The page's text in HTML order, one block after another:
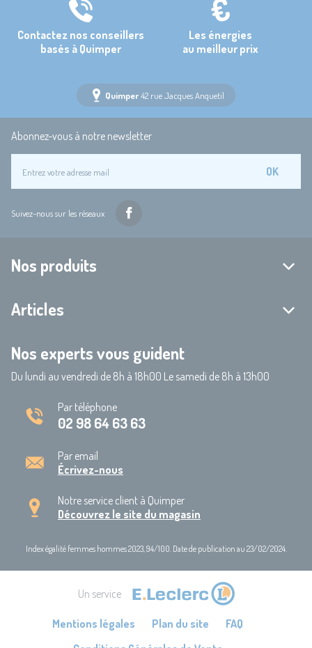
Contactez nos conseillers
basés à Quimper
Les énergies
au meilleur prix
Quimper42 rue Jacques Anquetil
Abonnez-vous à notre newsletter
OK
Suivez-nous sur les réseaux
Nos produits
Articles
Nos experts vous guident
Du lundi au vendredi de 8h à 18h00 Le samedi de 8h à 13h00
Par téléphone
02 98 64 63 63
Par email
Écrivez-nous
Notre service client à Quimper
Découvrez le site du magasin
Index égalité femmes hommes 2023, 94/100. Date de publication au 23/02/2024.
Un service
Mentions légales Plan du site
FAQ